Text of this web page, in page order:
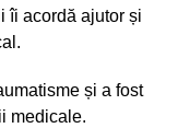
îi acordă ajutor și
și a fost
medicale.